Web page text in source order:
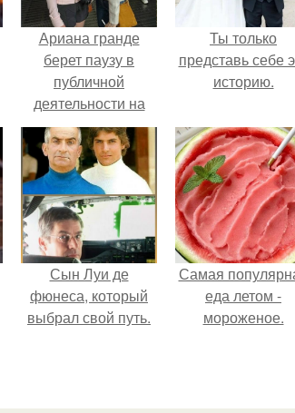
Ариана гранде
берет паузу в
публичной
деятельности на
фоне слухов о
своем здоровье.
Ты только
представь себе
историю.
Сын Луи де
фюнеса, который
выбрал свой путь.
Самая
еда летом -
мороженое.